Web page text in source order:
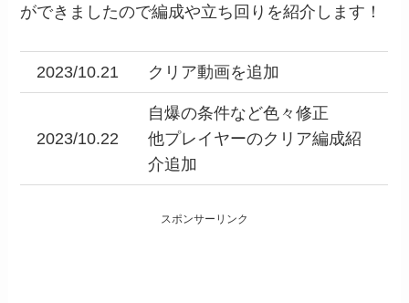
ができましたので編成や立ち回りを紹介します！
2023/10.21 クリア動画を追加
2023/10.22
自爆の条件など色々修正
他プレイヤーのクリア編成紹
介追加
スポンサーリンク